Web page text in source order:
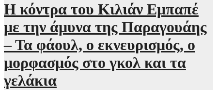
Η κόντρα του Κιλιάν Εμπαπέ
με την άμυνα της Παραγουάης
– Τα φάουλ, ο εκνευρισμός, ο
μορφασμός στο γκολ και τα
γελάκια